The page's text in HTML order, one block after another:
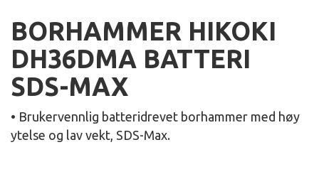
BORHAMMER HIKOKI
DH36DMA BATTERI
SDS-MAX
• Brukervennlig batteridrevet borhammer med høy
ytelse og lav vekt, SDS-Max.